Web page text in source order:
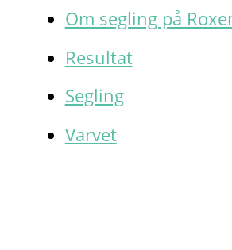
Om segling på
Resultat
Segling
Varvet